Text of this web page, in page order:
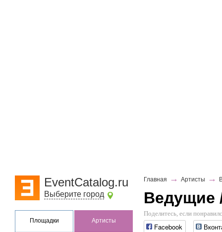
EventCatalog.ru
Выберите город
Площадки Артисты
Главная → Артисты →
Ведущие
Поделитесь, если
Facebook